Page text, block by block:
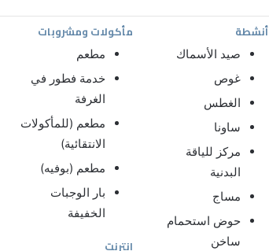
أنشطة
صيد الأسماك
غوص
الغطس
ساونا
مركز للياقة
البدنية
مساج
حوض استحمام
ساخن
مأكولات ومشروبات
مطعم
خدمة فطور في
الغرفة
مطعم (للمأكولات
الانتقائية)
مطعم (بوفيه)
بار الوجبات
الخفيفة
إنترنت